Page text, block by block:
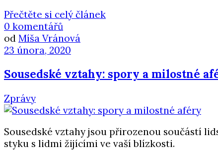
Přečtěte si celý článek
0 komentářů
od Míša Vránová
23 února, 2020
Sousedské vztahy: spory a milostné
Zprávy
Sousedské vztahy jsou přirozenou součástí
styku s lidmi žijícími ve vaší blízkosti.